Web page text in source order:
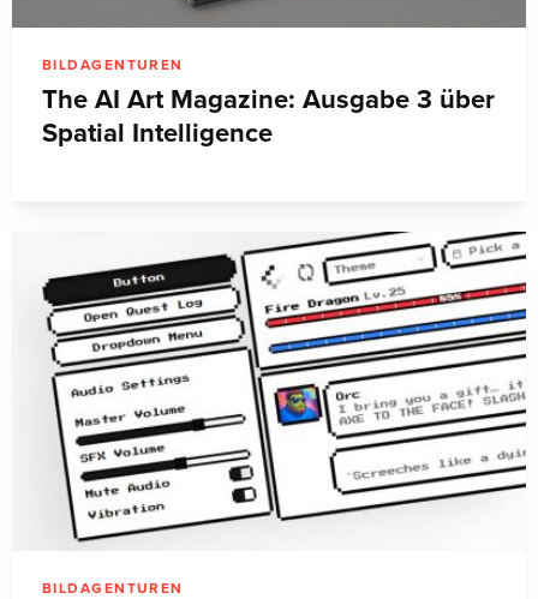
BILDAGENTUREN
The AI Art Magazine: Ausgabe 3 über
Spatial Intelligence
BILDAGENTUREN